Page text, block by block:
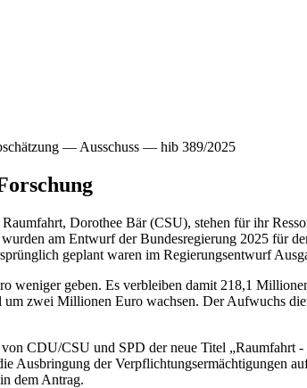
— Ausschuss — hib 389/2025
Dorothee Bär (CSU), stehen für ihr
am Entwurf der Bundesregierung 2025 für
geplant waren im Regierungsentwurf
weniger geben. Es verbleiben damit 218,1
zwei Millionen Euro wachsen. Der Aufwuchs
CDU/CSU und SPD der neue Titel
Ausbringung der Verpflichtungsermächtigungen
dem Antrag.